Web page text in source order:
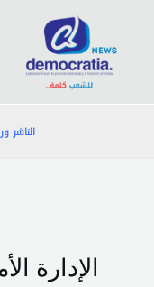
المحتوى
الناشر
الإدارة